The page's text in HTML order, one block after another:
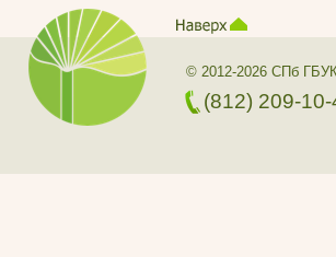
© 2012-2026 СПб ГБУК
(812) 209-10-